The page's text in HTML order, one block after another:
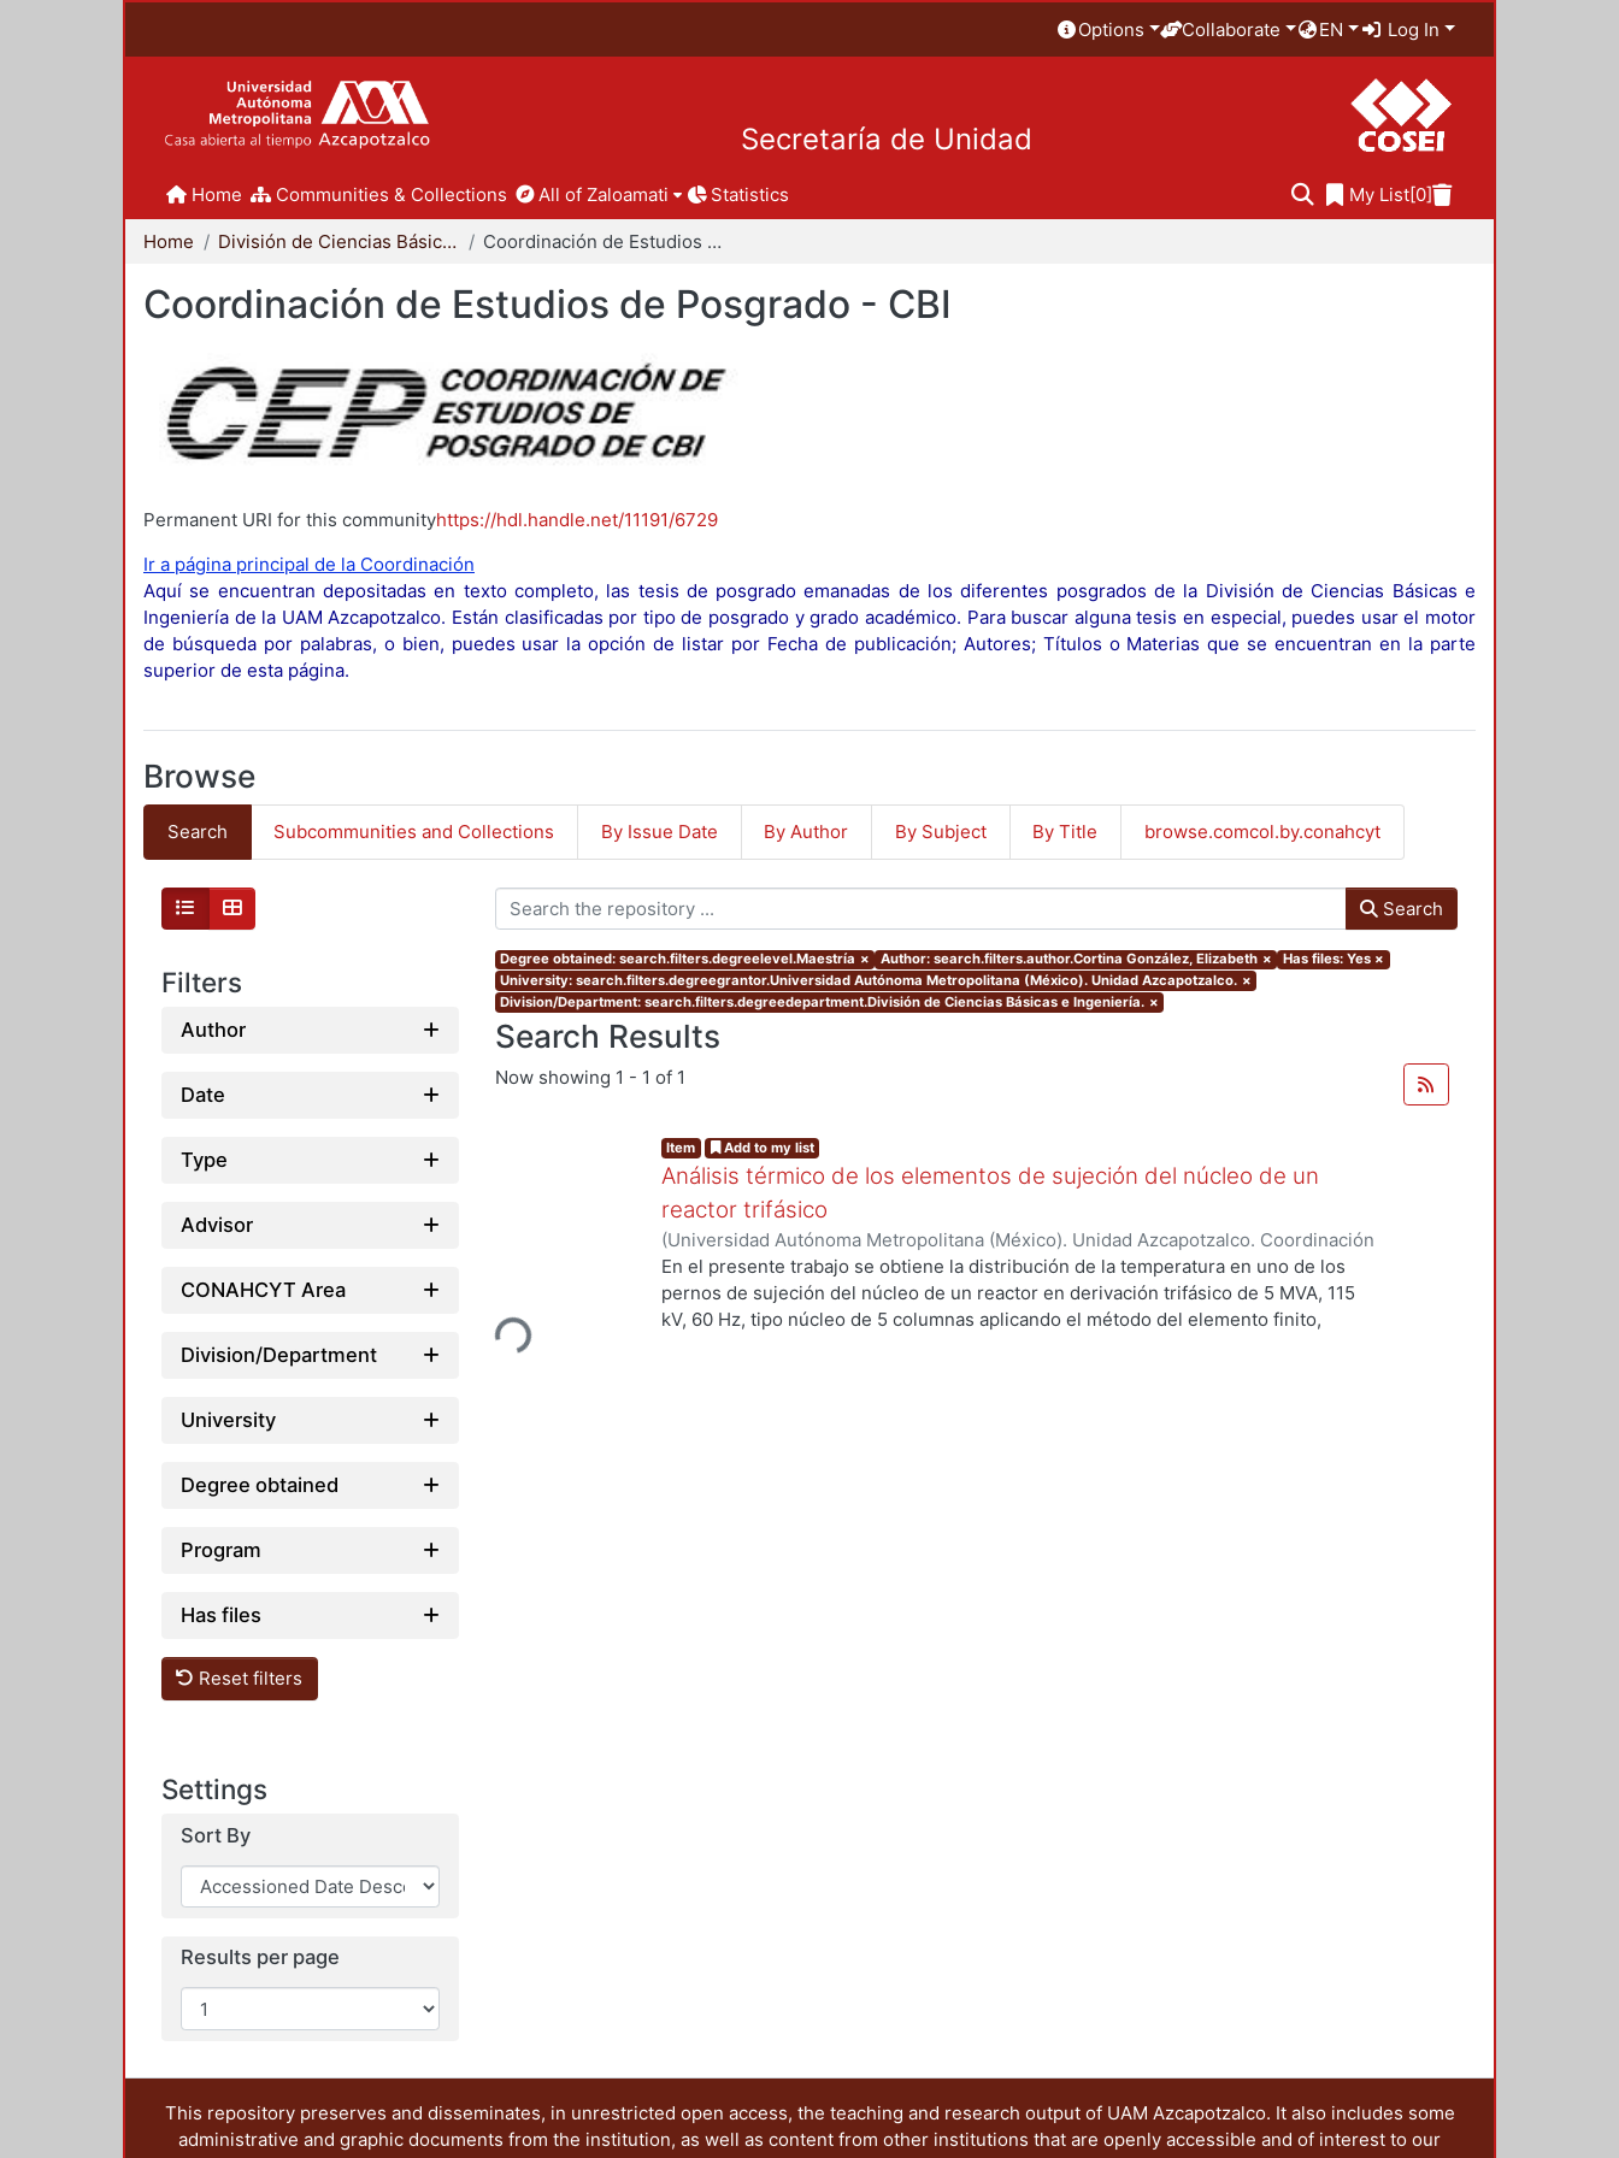
Options Collaborate EN Log In
Secretaría de Unidad
Home Communities & Collections All of Zaloamati Statistics My List[0]
Home División de Ciencias Básicas e Ingeniería Coordinación de Estudios de Posgrado - CBI
Coordinación de Estudios de Posgrado - CBI
Permanent URI for this communityhttps://hdl.handle.net/11191/6729
Ir a página principal de la Coordinación
Aquí se encuentran depositadas en texto completo, las tesis de posgrado emanadas de los diferentes posgrados de la División de Ciencias Básicas e
Ingeniería de la UAM Azcapotzalco. Están clasificadas por tipo de posgrado y grado académico. Para buscar alguna tesis en especial, puedes usar el motor
de búsqueda por palabras, o bien, puedes usar la opción de listar por Fecha de publicación; Autores; Títulos o Materias que se encuentran en la parte
superior de esta página.
Browse
Search Subcommunities and Collections By Issue Date By Author By Subject By Title browse.comcol.by.conahcyt
Filters
Author
Date
Type
Advisor
CONAHCYT Area
Division/Department
University
Degree obtained
Program
Has files
Reset filters
Settings
Sort By
Results per page
Search
Degree obtained: search.filters.degreelevel.Maestría × Author: search.filters.author.Cortina González, Elizabeth × Has files: Yes ×
University: search.filters.degreegrantor.Universidad Autónoma Metropolitana (México). Unidad Azcapotzalco. ×
Division/Department: search.filters.degreedepartment.División de Ciencias Básicas e Ingeniería. ×
Search Results
Now showing 1 - 1 of 1
Loading...
Item Add to my list
Análisis térmico de los elementos de sujeción del núcleo de un
reactor trifásico
(Universidad Autónoma Metropolitana (México). Unidad Azcapotzalco. Coordinación
de Servicios de Información.,2021-11-10)Cortina González, Elizabeth
En el presente trabajo se obtiene la distribución de la temperatura en uno de los
pernos de sujeción del núcleo de un reactor en derivación trifásico de 5 MVA, 115
kV, 60 Hz, tipo núcleo de 5 columnas aplicando el método del elemento finito,
This repository preserves and disseminates, in unrestricted open access, the teaching and research output of UAM Azcapotzalco. It also includes some
administrative and graphic documents from the institution, as well as content from other institutions that are openly accessible and of interest to our